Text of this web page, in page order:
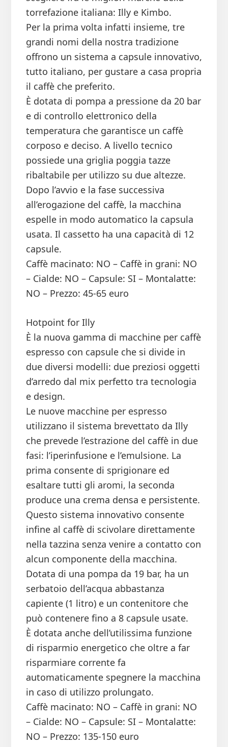
torrefazione italiana: Illy e Kimbo.
Per la prima volta infatti insieme, tre
grandi nomi della nostra tradizione
offrono un sistema a capsule innovativo,
tutto italiano, per gustare a casa propria
il caffè che preferito.
È dotata di pompa a pressione da 20 bar
e di controllo elettronico della
temperatura che garantisce un caffè
corposo e deciso. A livello tecnico
possiede una griglia poggia tazze
ribaltabile per utilizzo su due altezze.
Dopo l’avvio e la fase successiva
all’erogazione del caffè, la macchina
espelle in modo automatico la capsula
usata. Il cassetto ha una capacità di 12
capsule.
Caffè macinato: NO – Caffè in grani: NO
– Cialde: NO – Capsule: SI – Montalatte:
NO – Prezzo: 45-65 euro
Hotpoint for Illy
È la nuova gamma di macchine per caffè
espresso con capsule che si divide in
due diversi modelli: due preziosi oggetti
d’arredo dal mix perfetto tra tecnologia
e design.
Le nuove macchine per espresso
utilizzano il sistema brevettato da Illy
che prevede l’estrazione del caffè in due
fasi: l’iperinfusione e l’emulsione. La
prima consente di sprigionare ed
esaltare tutti gli aromi, la seconda
produce una crema densa e persistente.
Questo sistema innovativo consente
infine al caffè di scivolare direttamente
nella tazzina senza venire a contatto con
alcun componente della macchina.
Dotata di una pompa da 19 bar, ha un
serbatoio dell’acqua abbastanza
capiente (1 litro) e un contenitore che
può contenere fino a 8 capsule usate.
È dotata anche dell’utilissima funzione
di risparmio energetico che oltre a far
risparmiare corrente fa
automaticamente spegnere la macchina
in caso di utilizzo prolungato.
Caffè macinato: NO – Caffè in grani: NO
– Cialde: NO – Capsule: SI – Montalatte:
NO – Prezzo: 135-150 euro